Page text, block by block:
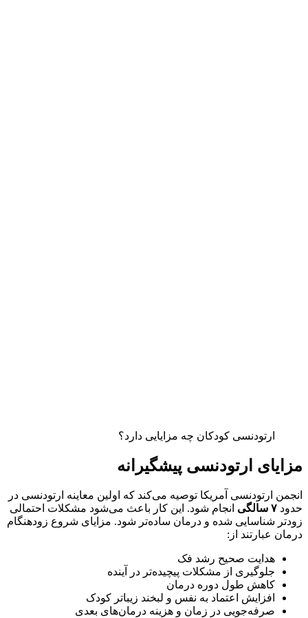
ارتودنسی کودکان چه مزایایی دارد؟
مزایای ارتودنسی پیشگیرانه
انجمن ارتودنسی آمریکا توصیه می‌کند که اولین معاینه ارتودنسی در
حدود ۷ سالگی انجام شود. این کار باعث می‌شود مشکلات احتمالی
زودتر شناسایی شده و درمان ساده‌تر شود. مزایای شروع زودهنگام
درمان عبارتند از:
هدایت صحیح رشد فک
جلوگیری از مشکلات پیچیده‌تر در آینده
کاهش طول دوره درمان
افزایش اعتماد به نفس و لبخند زیباتر کودک
صرفه‌جویی در زمان و هزینه درمان‌های بعدی